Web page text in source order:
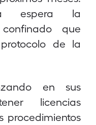
espera la
que
de la
en sus
licencias
procedimientos